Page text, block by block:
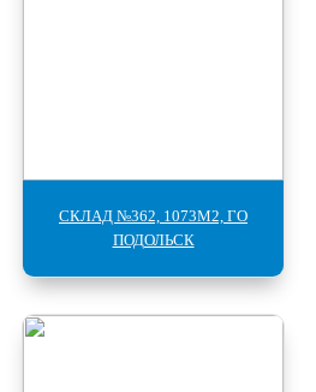
СКЛАД №362, 1073М2, ГО
ПОДОЛЬСК